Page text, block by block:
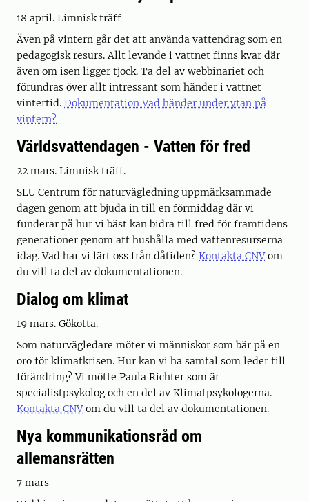
18 april. Limnisk träff
Även på vintern går det att använda vattendrag som en
pedagogisk resurs. Allt levande i vattnet finns kvar där
även om isen ligger tjock. Ta del av webbinariet och
förundras över allt intressant som händer i vattnet
vintertid. Dokumentation Vad händer under ytan på
vintern?
Världsvattendagen - Vatten för fred
22 mars. Limnisk träff.
SLU Centrum för naturvägledning uppmärksammade
dagen genom att bjuda in till en förmiddag där vi
funderar på hur vi bäst kan bidra till fred för framtidens
generationer genom att hushålla med vattenresurserna
idag. Vad har vi lärt oss från dåtiden? Kontakta CNVom
du vill ta del av dokumentationen.
Dialog om klimat
19 mars. Gökotta.
Som naturvägledare möter vi människor som bär på en
oro för klimatkrisen. Hur kan vi ha samtal som leder till
förändring? Vi mötte Paula Richter som är
specialistpsykolog och en del av Klimatpsykologerna.
Kontakta CNVom du vill ta del av dokumentationen.
Nya kommunikationsråd om
allemansrätten
7 mars